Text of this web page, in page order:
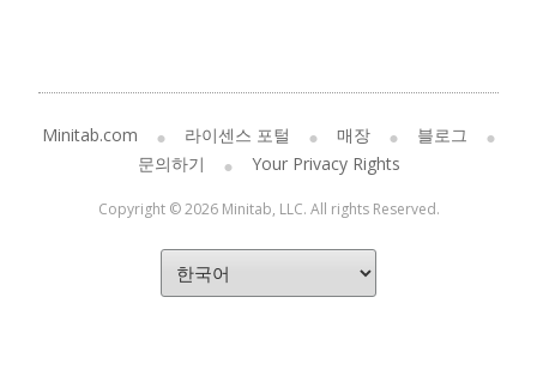
Minitab.com 라이센스 포털 매장
블로그
문의하기
Your Privacy Rights
Copyright © 2026 Minitab, LLC. All rights Reserved.